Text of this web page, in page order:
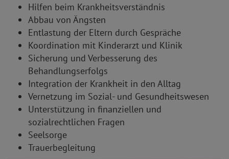
Hilfen beim Krankheitsverständnis
Abbau von Ängsten
Entlastung der Eltern durch Gespräche
Koordination mit Kinderarzt und Klinik
Sicherung und Verbesserung des
Behandlungserfolgs
Integration der Krankheit in den Alltag
Vernetzung im Sozial- und Gesundheitswesen
Unterstützung in finanziellen und
sozialrechtlichen Fragen
Seelsorge
Trauerbegleitung